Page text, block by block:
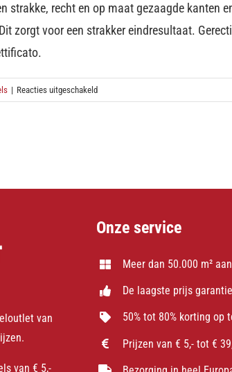
strakke, recht en op maat gezaagde
zorgt voor een strakker eindresultaat.
| Reacties uitgeschakeldvoor
Wat
van
van € 5,-
Onze service
Meer dan 50.000 m²
De laagste prijs
50% tot 80% korting op
Prijzen van € 5,- tot €